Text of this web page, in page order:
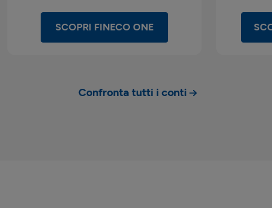
SCOPRI FINECO ONE
Confronta tutti i conti